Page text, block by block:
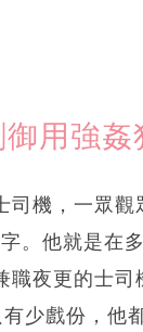
用強姦
司機，一眾
。他就是在
夜更的士司
少戲份，他